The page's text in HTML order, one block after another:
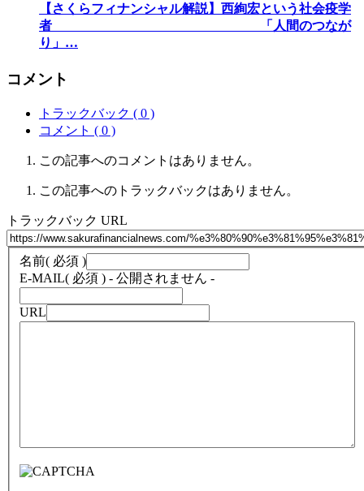
【さくらフィナンシャル解説】西絢宏という社会疫学
者 「人間のつなが
り」…
コメント
トラックバック ( 0 )
コメント ( 0 )
この記事へのコメントはありません。
この記事へのトラックバックはありません。
トラックバック URL
名前( 必須 )
E-MAIL( 必須 ) - 公開されません -
URL